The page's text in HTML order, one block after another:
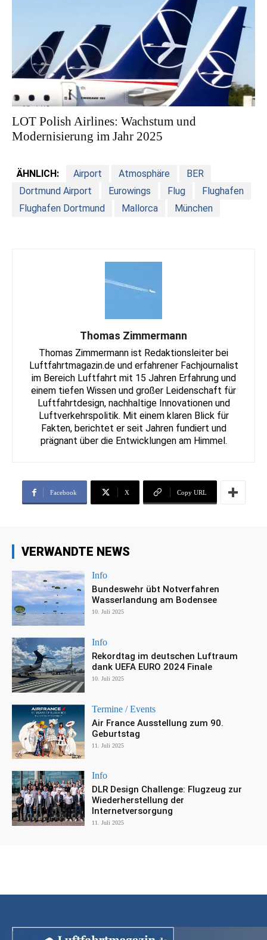
LOT Polish Airlines: Wachstum und
Modernisierung im Jahr 2025
ÄHNLICH: Airport Atmosphäre
BER
Dortmund Airport
Eurowings Flug
Flughafen
Flughafen Dortmund
Mallorca München
Thomas Zimmermann
Thomas Zimmermann ist Redaktionsleiter bei
Luftfahrtmagazin.de und erfahrener Fachjournalist
im Bereich Luftfahrt mit 15 Jahren Erfahrung und
einem tiefen Wissen und großer Leidenschaft für
Luftfahrtdesign, nachhaltige Innovationen und
Luftverkehrspolitik. Mit einem klaren Blick für
Fakten, berichtet er seit Jahren fundiert und
prägnant über die Entwicklungen am Himmel.
Facebook X Copy URL
VERWANDTE NEWS
Info
Bundeswehr übt Notverfahren
Wasserlandung am Bodensee
10. Juli 2025
Info
Rekordtag im deutschen Luftraum
dank UEFA EURO 2024 Finale
10. Juli 2025
Termine / Events
Air France Ausstellung zum 90.
Geburtstag
11. Juli 2025
Info
DLR Design Challenge: Flugzeug zur
Wiederherstellung der
Internetversorgung
11. Juli 2025